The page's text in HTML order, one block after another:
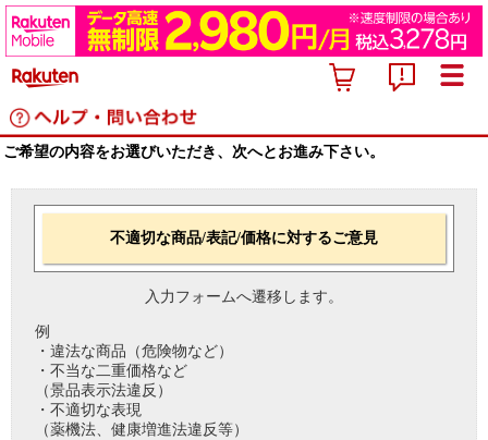
ご希望の内容をお選びいただき、次へとお進み下さい。
不適切な商品/表記/価格に対するご意見
入力フォームへ遷移します。
例
・違法な商品（危険物など）
・不当な二重価格など
（景品表示法違反）
・不適切な表現
（薬機法、健康増進法違反等）